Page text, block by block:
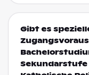
Gibt es